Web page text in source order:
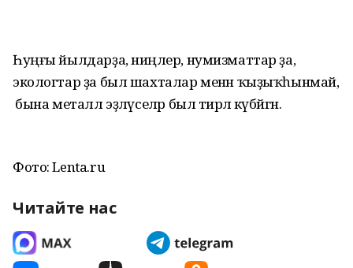
Һуңғы йылдарҙа, ниңәлер, нумизматтар ҙа,
экологтар ҙа был шахталар менән ҡыҙыҡһынмай,
ә бына металл эҙләүселәр был тирәлә күбәйгән.
Фото: Lenta.ru
Читайте нас